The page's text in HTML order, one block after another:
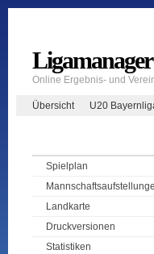
Ligamanager
Online Ergebnis- und
Übersicht U20
Spielplan
Landkarte
Druckversionen
Statistiken